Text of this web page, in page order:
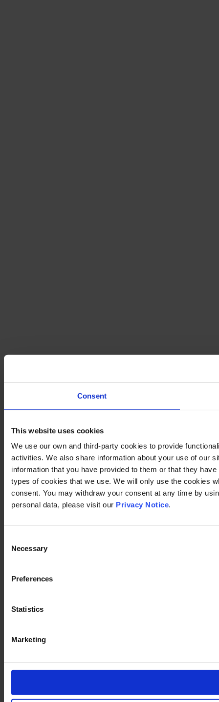
Consent
This website uses cookies
We use our own and third-party cookies to provide
activities. We also share information about your use of our
information that you have provided to them or that they
types of cookies that we use. We will only use the cookies
consent. You may withdraw your consent at any time by
personal data, please visit our Privacy Notice.
Selection
Necessary
Preferences
Statistics
Marketing